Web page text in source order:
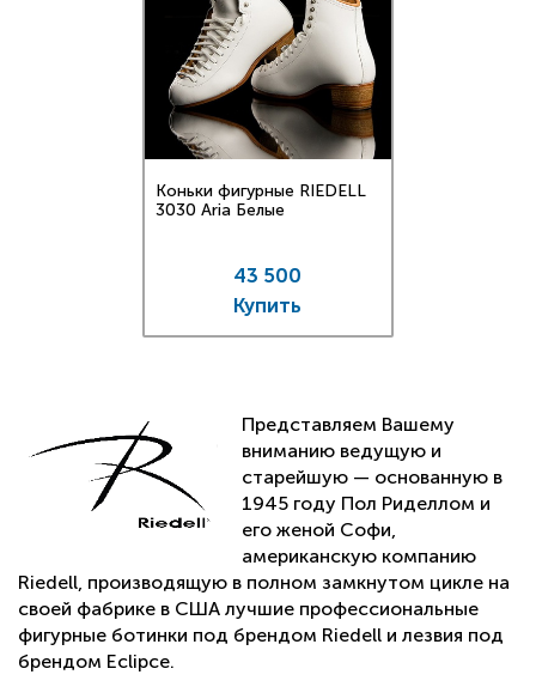
Коньки фигурные RIEDELL
3030 Aria Белые
43 500
Купить
Представляем Вашему
вниманию ведущую и
старейшую — основанную в
1945 году Пол Риделлом и
его женой Софи,
американскую компанию
Riedell, производящую в полном замкнутом цикле на
своей фабрике в США лучшие профессиональные
фигурные ботинки под брендом Riedell и лезвия под
брендом Eclipce.